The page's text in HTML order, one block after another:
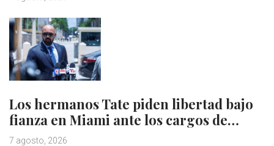
Los hermanos Tate piden libertad bajo
fianza en Miami ante los cargos de…
7 agosto, 2026